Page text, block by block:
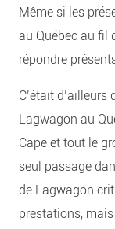
Même si les
au Québec au fil
répondre
C’était
Lagwagon au
Cape et tout le
seul passage
de Lagwagon
prestations,